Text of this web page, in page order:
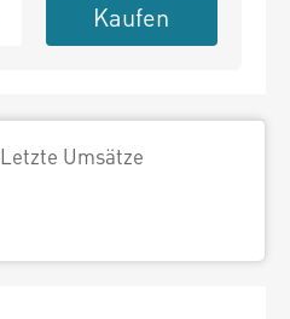
Kaufen
Letzte Umsätze